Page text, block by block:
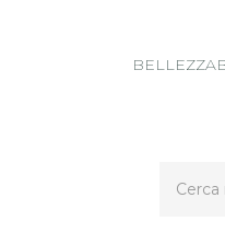
BELLEZZA